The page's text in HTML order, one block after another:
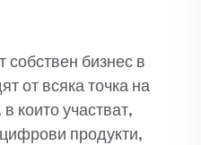
собствен бизнес в
от всяка точка на
които участват,
продукти,